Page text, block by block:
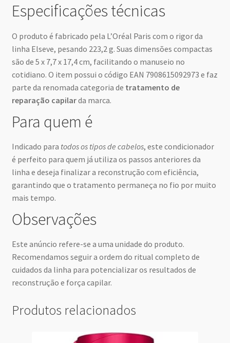
Especificações técnicas
O produto é fabricado pela L’Oréal Paris com o rigor da
linha Elseve, pesando 223,2 g. Suas dimensões compactas
são de 5 x 7,7 x 17,4 cm, facilitando o manuseio no
cotidiano. O item possui o código EAN 7908615092973 e faz
parte da renomada categoria de tratamento de
reparação capilarda marca.
Para quem é
Indicado para todos os tipos de cabelos, este condicionador
é perfeito para quem já utiliza os passos anteriores da
linha e deseja finalizar a reconstrução com eficiência,
garantindo que o tratamento permaneça no fio por muito
mais tempo.
Observações
Este anúncio refere-se a uma unidade do produto.
Recomendamos seguir a ordem do ritual completo de
cuidados da linha para potencializar os resultados de
reconstrução e força capilar.
Produtos relacionados